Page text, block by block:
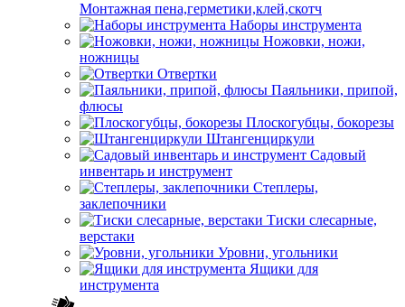
Монтажная пена,герметики,клей,скотч
Наборы инструмента
Ножовки, ножи,
ножницы
Отвертки
Паяльники, припой,
флюсы
Плоскогубцы, бокорезы
Штангенциркули
Садовый
инвентарь и инструмент
Степлеры,
заклепочники
Тиски слесарные,
верстаки
Уровни, угольники
Ящики для
инструмента